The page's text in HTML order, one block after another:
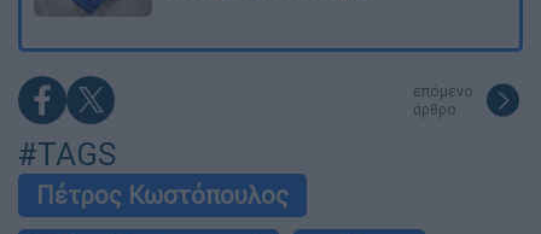
επόμενο
άρθρο
#TAGS
Πέτρος Κωστόπουλος